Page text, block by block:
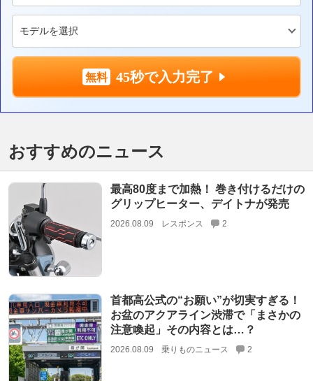
45秒で入力完了
おすすめのニュース
最高80度まで加熱！ 巻き付けるだけの
グリップヒーター、デイトナが発売
2026.08.09 レスポンス 2
首都高公式の“お願い”が切実すぎる！
お盆のアクアライン渋滞で「まさかの
注意喚起」その内容とは…？
2026.08.09 乗りものニュース 2